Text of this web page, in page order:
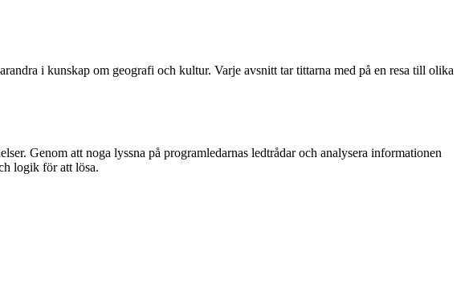
i kunskap om geografi och kultur. Varje avsnitt tar tittarna med på en resa till olika
Genom att noga lyssna på programledarnas ledtrådar och analysera informationen
logik för att lösa.